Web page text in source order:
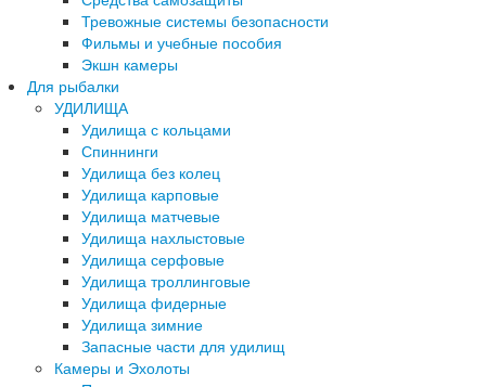
Тревожные системы безопасности
Фильмы и учебные пособия
Экшн камеры
Для рыбалки
УДИЛИЩА
Удилища с кольцами
Спиннинги
Удилища без колец
Удилища карповые
Удилища матчевые
Удилища нахлыстовые
Удилища серфовые
Удилища троллинговые
Удилища фидерные
Удилища зимние
Запасные части для удилищ
Камеры и Эхолоты